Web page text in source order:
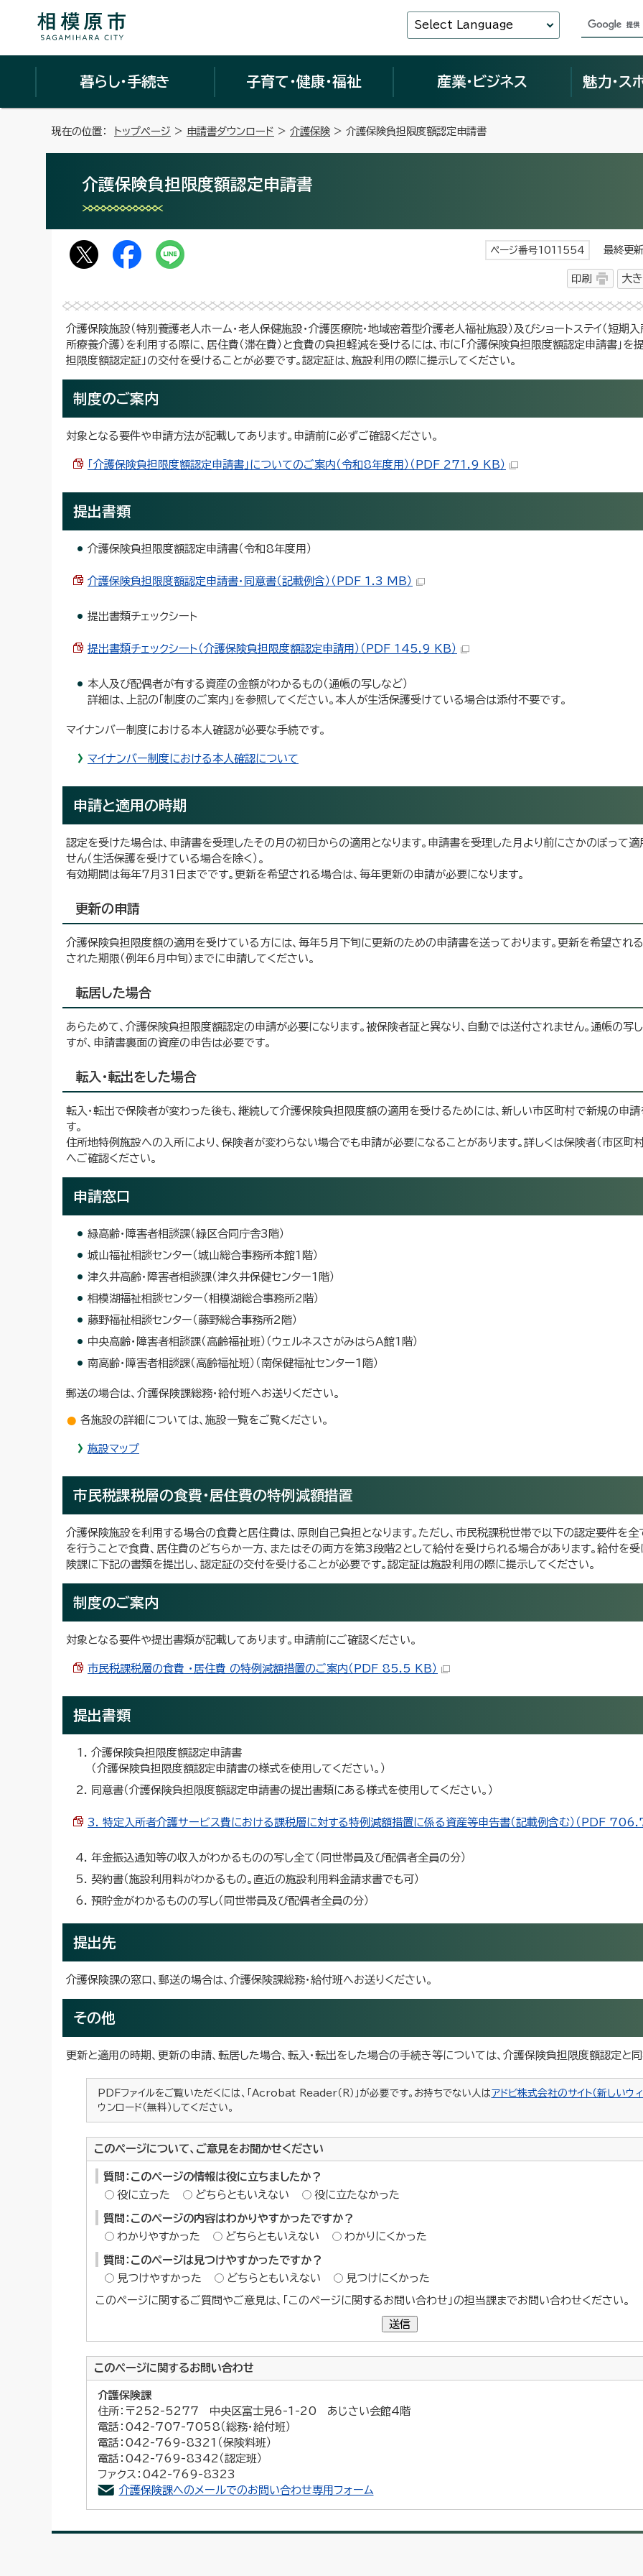
Select Language
暮らし・手続き 子育て・健康・福祉 産業・ビジネス 魅力・ス
現在の位置： トップページ > 申請書ダウンロード > 介護保険 > 介護保険負担限度額認定申請書
介護保険負担限度額認定申請書
ページ番号1011554 最終更新
印刷 大
介護保険施設（特別養護老人ホーム・老人保健施設・介護医療院・地域密着型介護老人福祉施設）及びショートステイ（短期
所療養介護）を利用する際に、居住費（滞在費）と食費の負担軽減を受けるには、市に「介護保険負担限度額認定申請書」を
担限度額認定証」の交付を受けることが必要です。認定証は、施設利用の際に提示してください。
制度のご案内
対象となる要件や申請方法が記載してあります。申請前に必ずご確認ください。
「介護保険負担限度額認定申請書」についてのご案内（令和8年度用）（PDF 271.9 KB）
提出書類
介護保険負担限度額認定申請書（令和8年度用）
介護保険負担限度額認定申請書・同意書（記載例含）（PDF 1.3 MB）
提出書類チェックシート
提出書類チェックシート（介護保険負担限度額認定申請用）（PDF 145.9 KB）
本人及び配偶者が有する資産の金額がわかるもの（通帳の写しなど）
詳細は、上記の「制度のご案内」を参照してください。本人が生活保護受けている場合は添付不要です。
マイナンバー制度における本人確認が必要な手続です。
マイナンバー制度における本人確認について
申請と適用の時期
認定を受けた場合は、申請書を受理したその月の初日からの適用となります。申請書を受理した月より前にさかのぼって
せん（生活保護を受けている場合を除く）。
有効期間は毎年7月31日までです。更新を希望される場合は、毎年更新の申請が必要になります。
更新の申請
介護保険負担限度額の適用を受けている方には、毎年5月下旬に更新のための申請書を送っております。更新を希望され
された期限（例年6月中旬）までに申請してください。
転居した場合
あらためて、介護保険負担限度額認定の申請が必要になります。被保険者証と異なり、自動では送付されません。通帳の写
すが、申請書裏面の資産の申告は必要です。
転入・転出をした場合
転入・転出で保険者が変わった後も、継続して介護保険負担限度額の適用を受けるためには、新しい市区町村で新規の申
す。
住所地特例施設への入所により、保険者が変わらない場合でも申請が必要になることがあります。詳しくは保険者（市区町
へご確認ください。
申請窓口
緑高齢・障害者相談課（緑区合同庁舎3階）
城山福祉相談センター（城山総合事務所本館1階）
津久井高齢・障害者相談課（津久井保健センター1階）
相模湖福祉相談センター（相模湖総合事務所2階）
藤野福祉相談センター（藤野総合事務所2階）
中央高齢・障害者相談課（高齢福祉班）（ウェルネスさがみはらA館1階）
南高齢・障害者相談課（高齢福祉班）（南保健福祉センター1階）
郵送の場合は、介護保険課総務・給付班へお送りください。
各施設の詳細については、施設一覧をご覧ください。
施設マップ
市民税課税層の食費・居住費の特例減額措置
介護保険施設を利用する場合の食費と居住費は、原則自己負担となります。ただし、市民税課税世帯で以下の認定要件を全
を行うことで食費、居住費のどちらか一方、またはその両方を第3段階2として給付を受けられる場合があります。給付を
険課に下記の書類を提出し、認定証の交付を受けることが必要です。認定証は施設利用の際に提示してください。
制度のご案内
対象となる要件や提出書類が記載してあります。申請前にご確認ください。
市民税課税層の食費 ・居住費 の特例減額措置のご案内（PDF 85.5 KB）
提出書類
介護保険負担限度額認定申請書
（介護保険負担限度額認定申請書の様式を使用してください。）
同意書（介護保険負担限度額認定申請書の提出書類にある様式を使用してください。）
3. 特定入所者介護サービス費における課税層に対する特例減額措置に係る資産等申告書（記載例含む）（PDF
年金振込通知等の収入がわかるものの写し全て（同世帯員及び配偶者全員の分）
契約書（施設利用料がわかるもの。直近の施設利用料金請求書でも可）
預貯金がわかるものの写し（同世帯員及び配偶者全員の分）
提出先
介護保険課の窓口、郵送の場合は、介護保険課総務・給付班へお送りください。
その他
更新と適用の時期、更新の申請、転居した場合、転入・転出をした場合の手続き等については、介護保険負担限度額認定と同
PDFファイルをご覧いただくには、「Acrobat Reader（R）」が必要です。お持ちでない人はアドビ株式会社のサイト（新しいウィ
ウンロード（無料）してください。
このページについて、ご意見をお聞かせください
質問：このページの情報は役に立ちましたか？
役に立った
どちらともいえない 役に立たなかった
質問：このページの内容はわかりやすかったですか？
わかりやすかった
どちらともいえない わかりにくかった
質問：このページは見つけやすかったですか？
見つけやすかった
どちらともいえない 見つけにくかった
このページに関するご質問やご意見は、「このページに関するお問い合わせ」の担当課までお問い合わせください。
送信
このページに関するお問い合わせ
介護保険課
住所：〒252-5277 中央区富士見6-1-20 あじさい会館4階
電話：042-707-7058（総務・給付班）
電話：042-769-8321（保険料班）
電話：042-769-8342（認定班）
ファクス：042-769-8323
介護保険課へのメールでのお問い合わせ専用フォーム